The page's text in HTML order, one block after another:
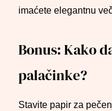
imaćete elegantnu
Bonus: Kako
palačinke?
Stavite papir za